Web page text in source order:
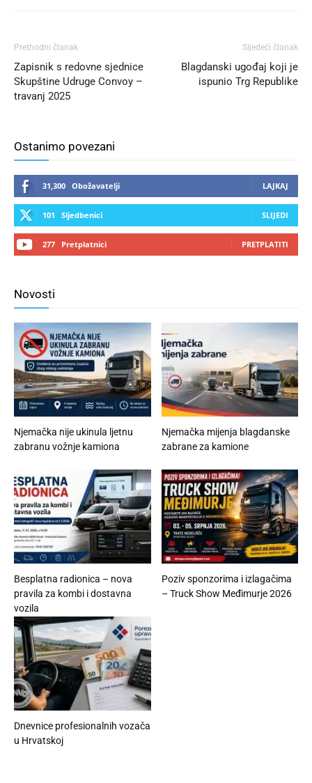
Prethodni članak
Zapisnik s redovne sjednice
Skupštine Udruge Convoy –
travanj 2025
Sljedeći članak
Blagdanski ugođaj koji je
ispunio Trg Republike
Ostanimo povezani
31,300 Obožavatelji LAJKAJ
101 Sljedbenici SLIJEDI
277 Pretplatnici PRETPLATITI
Novosti
Njemačka nije ukinula ljetnu
zabranu vožnje kamiona
Njemačka mijenja blagdanske
zabrane za kamione
Besplatna radionica – nova
pravila za kombi i dostavna
vozila
Poziv sponzorima i izlagačima
– Truck Show Međimurje 2026
Dnevnice profesionalnih vozača
u Hrvatskoj